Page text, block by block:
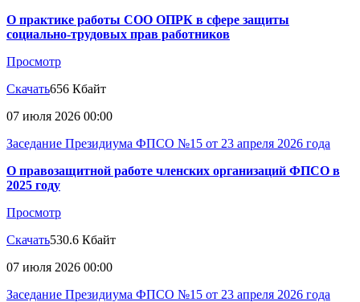
О практике работы СОО ОПРК в сфере защиты
социально-трудовых прав работников
Просмотр
Скачать656 Кбайт
07 июля 2026 00:00
Заседание Президиума ФПСО №15 от 23 апреля 2026 года
О правозащитной работе членских организаций ФПСО в
2025 году
Просмотр
Скачать530.6 Кбайт
07 июля 2026 00:00
Заседание Президиума ФПСО №15 от 23 апреля 2026 года